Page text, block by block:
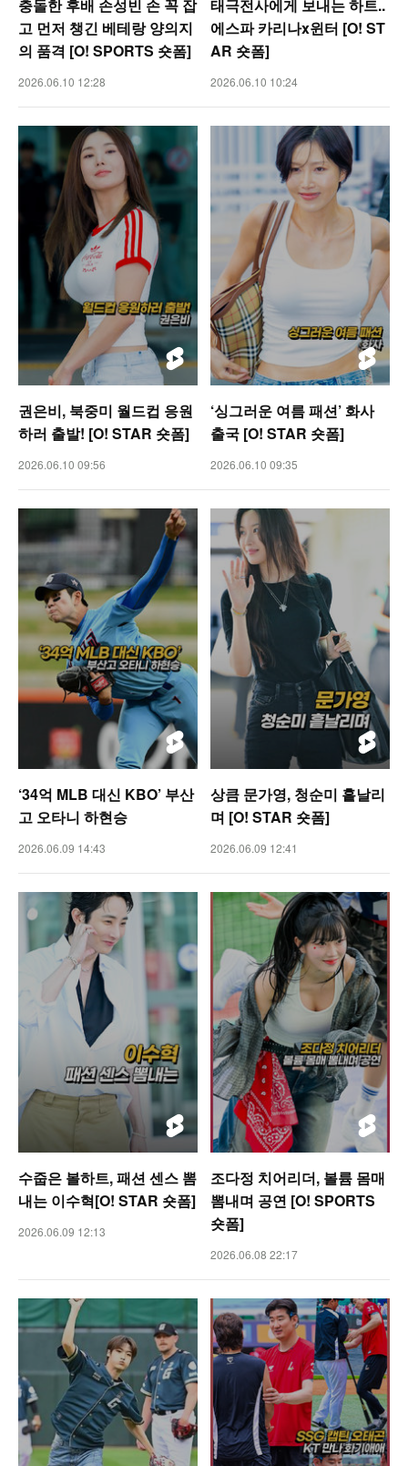
충돌한 후배 손성빈 손 꼭 잡
고 먼저 챙긴 베테랑 양의지
의 품격 [O! SPORTS 숏폼]
2026.06.10 12:28
태극전사에게 보내는 하트..
에스파 카리나x윈터 [O! ST
AR 숏폼]
2026.06.10 10:24
권은비, 북중미 월드컵 응원
하러 출발! [O! STAR 숏폼]
2026.06.10 09:56
‘싱그러운 여름 패션’ 화사
출국 [O! STAR 숏폼]
2026.06.10 09:35
‘34억 MLB 대신 KBO’ 부산
고 오타니 하현승
2026.06.09 14:43
상큼 문가영, 청순미 흩날리
며 [O! STAR 숏폼]
2026.06.09 12:41
수줍은 볼하트, 패션 센스 뽐
내는 이수혁[O! STAR 숏폼]
2026.06.09 12:13
조다정 치어리더, 볼륨 몸매
뽐내며 공연 [O! SPORTS
숏폼]
2026.06.08 22:17